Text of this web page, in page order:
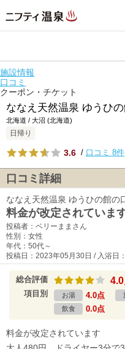
施設情報
口コミ
クーポン・チケット
ななえ天然温泉 ゆうひ
北海道 / 大沼 (北海道)
日帰り
3.6 / 口コミ 8件
口コミ詳細
ななえ天然温泉 ゆうひの館の
料金が改定されていま
投稿者：ベリーままさん
性別：女性
年代：50代～
投稿日：2023年05月30日 / 入浴日
総合評価
項目別 お湯 4.0点
飲食 0.0点
料金が改定されています